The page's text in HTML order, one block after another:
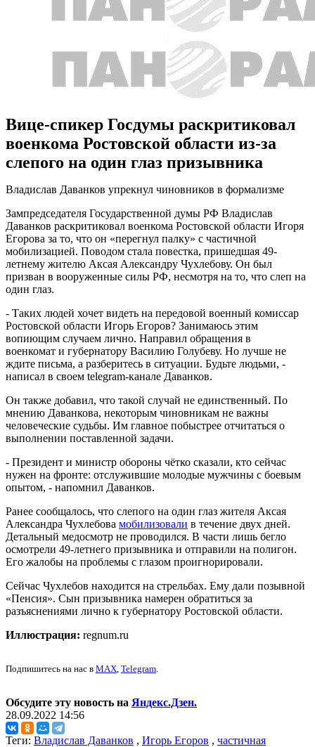
Вице-спикер Госдумы раскритиковал
военкома Ростовской области из-за
слепого на один глаз призывника
Владислав Даванков упрекнул чиновников в формализме
Зампредседателя Государственной думы РФ Владислав
Даванков раскритиковал военкома Ростовской области Игоря
Егорова за то, что он «перегнул палку» с частичной
мобилизацией. Поводом стала повестка, пришедшая 49-
летнему жителю Аксая Александру Чухлебову. Он был
призван в вооруженные силы РФ, несмотря на то, что слеп на
один глаз.
- Таких людей хочет видеть на передовой военный комиссар
Ростовской области Игорь Егоров? Занимаюсь этим
вопиющим случаем лично. Направил обращения в
военкомат и губернатору Василию Голубеву. Но лучше не
ждите письма, а разберитесь в ситуации. Будьте людьми, -
написал в своем telegram-канале Даванков.
Он также добавил, что такой случай не единственный. По
мнению Даванкова, некоторым чиновникам не важны
человеческие судьбы. Им главное побыстрее отчитаться о
выполнении поставленной задачи.
- Президент и министр обороны чётко сказали, кто сейчас
нужен на фронте: отслужившие молодые мужчины с боевым
опытом, - напомнил Даванков.
Ранее сообщалось, что слепого на один глаз жителя Аксая
Александра Чухлебова мобилизовали в течение двух дней.
Детальный медосмотр не проводился. В части лишь бегло
осмотрели 49-летнего призывника и отправили на полигон.
Его жалобы на проблемы с глазом проигнорировали.
Сейчас Чухлебов находится на стрельбах. Ему дали позывной
«Пенсия». Сын призывника намерен обратиться за
разъяснениями лично к губернатору Ростовской области.
Иллюстрация: regnum.ru
Подпишитесь на нас в MAX, Telegram.
Обсудите эту новость на Яндекс.Дзен.
28.09.2022 14:56
Теги: Владислав Даванков , Игорь Егоров , частичная